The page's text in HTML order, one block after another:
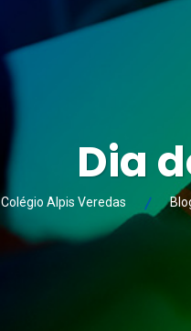
Dia
Colégio Alpis Veredas